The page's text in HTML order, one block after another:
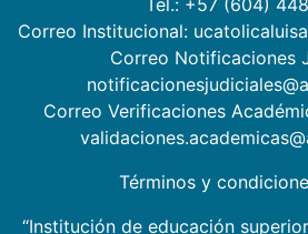
Tel.: +57 (604)
Correo Institucional:
Correo Notificaciones
Correo Verificaciones
Términos y
“Institución de educación